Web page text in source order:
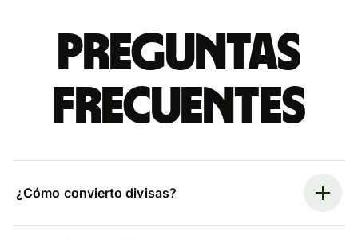
Preguntas
frecuentes
¿Cómo convierto divisas?